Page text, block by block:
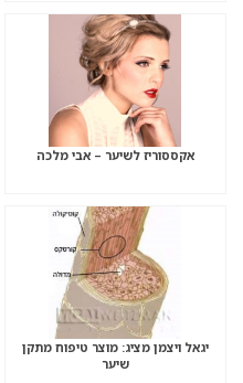
אקססוריז לשיער – אבי מלכה
יגאל ויצמן מציג: מוצר טיפוח מתקן
שיער